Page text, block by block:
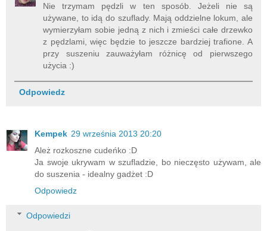
Nie trzymam pędzli w ten sposób. Jeżeli nie są
używane, to idą do szuflady. Mają oddzielne lokum, ale
wymierzyłam sobie jedną z nich i zmieści całe drzewko
z pędzlami, więc będzie to jeszcze bardziej trafione. A
przy suszeniu zauważyłam różnicę od pierwszego
użycia :)
Odpowiedz
Kempek 29 września 2013 20:20
Ależ rozkoszne cudeńko :D
Ja swoje ukrywam w szufladzie, bo nieczęsto używam, ale
do suszenia - idealny gadżet :D
Odpowiedz
Odpowiedzi